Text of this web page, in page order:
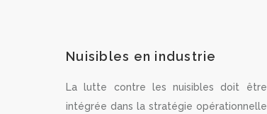
Nuisibles en industrie
La lutte contre les nuisibles doit être
intégrée dans la stratégie opérationnelle